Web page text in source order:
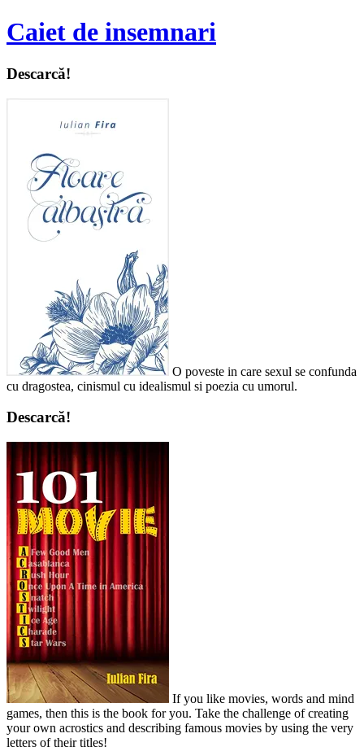
Caiet de insemnari
Descarcă!
O poveste in care sexul se confunda
cu dragostea, cinismul cu idealismul si poezia cu umorul.
Descarcă!
If you like movies, words and mind
games, then this is the book for you. Take the challenge of creating
your own acrostics and describing famous movies by using the very
letters of their titles!